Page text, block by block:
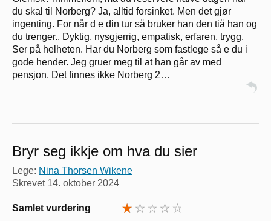
du skal til Norberg? Ja, alltid forsinket. Men det gjør
ingenting. For når d e din tur så bruker han den tiå han og
du trenger.. Dyktig, nysgjerrig, empatisk, erfaren, trygg.
Ser på helheten. Har du Norberg som fastlege så e du i
gode hender. Jeg gruer meg til at han går av med
pensjon. Det finnes ikke Norberg 2…
Bryr seg ikkje om hva du sier
Lege: Nina Thorsen Wikene
Skrevet 14. oktober 2024
Samlet vurdering